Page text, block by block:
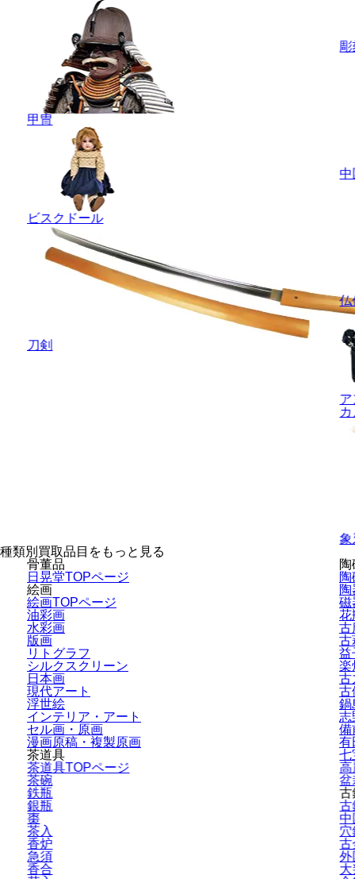
甲冑
ビスクドール
刀剣
彫
中
仏
ア
象
種類別買取品目をもっと見る
骨董品
日晃堂TOPページ
絵画
絵画TOPページ
油彩画
水彩画
版画
リトグラフ
シルクスクリーン
日本画
現代アート
浮世絵
インテリア・ アート
セル画・原画
漫画原稿・複製原画
茶道具
茶道具TOPページ
茶碗
鉄瓶
銀瓶
棗
茶入
香炉
急須
香合
磁
花
古
古
益
楽
古
古
鍋
志
備
有
七
高
盆
古
古
中
穴
古
外
大